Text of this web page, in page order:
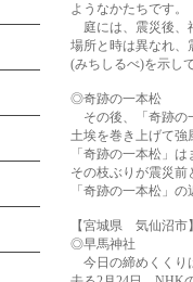
ようなかたちです。
庭には、震災後、
場所と時は異なれ、
(みちしるべ)を示し
◎奇跡の一本松
その後、「奇跡の
土埃を巻き上げて強
「奇跡の一本松」
その枝ぶりが震災
「奇跡の一本松」
【宮城県 気仙沼市
◎早馬神社
今日の締めくくり